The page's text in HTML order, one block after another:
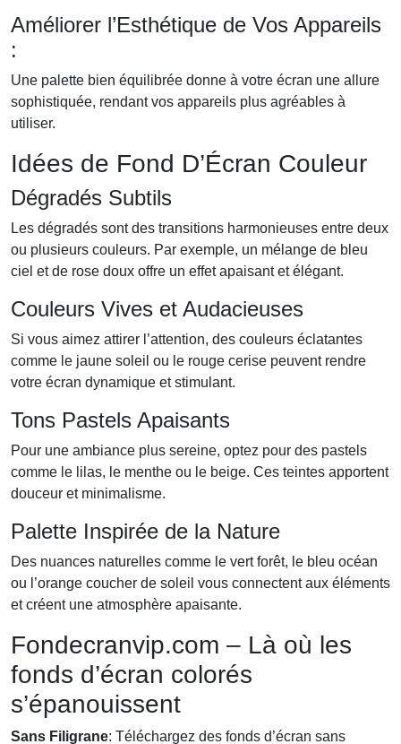
Améliorer l’Esthétique de Vos Appareils
:
Une palette bien équilibrée donne à votre écran une allure
sophistiquée, rendant vos appareils plus agréables à
utiliser.
Idées de Fond D’Écran Couleur
Dégradés Subtils
Les dégradés sont des transitions harmonieuses entre deux
ou plusieurs couleurs. Par exemple, un mélange de bleu
ciel et de rose doux offre un effet apaisant et élégant.
Couleurs Vives et Audacieuses
Si vous aimez attirer l’attention, des couleurs éclatantes
comme le jaune soleil ou le rouge cerise peuvent rendre
votre écran dynamique et stimulant.
Tons Pastels Apaisants
Pour une ambiance plus sereine, optez pour des pastels
comme le lilas, le menthe ou le beige. Ces teintes apportent
douceur et minimalisme.
Palette Inspirée de la Nature
Des nuances naturelles comme le vert forêt, le bleu océan
ou l’orange coucher de soleil vous connectent aux éléments
et créent une atmosphère apaisante.
Fondecranvip.com – Là où les
fonds d’écran colorés
s’épanouissent
Sans Filigrane: Téléchargez des fonds d’écran sans